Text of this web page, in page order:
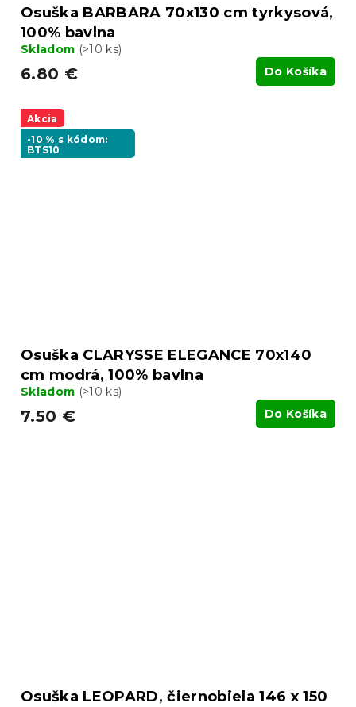
Osuška BARBARA 70x130 cm tyrkysová,
100% bavlna
Skladom (>10 ks)
6.80 € Do Košíka
Akcia
-10 % s kódom:
BTS10
Osuška CLARYSSE ELEGANCE 70x140
cm modrá, 100% bavlna
Skladom (>10 ks)
7.50 € Do Košíka
Osuška LEOPARD, čiernobiela 146 x 150